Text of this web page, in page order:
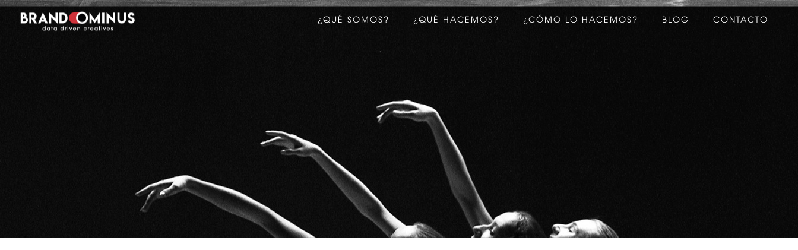
¿QUÉ SOMOS? ¿QUÉ HACEMOS? ¿CÓMO LO HACEMOS? BLOG CONTACTO